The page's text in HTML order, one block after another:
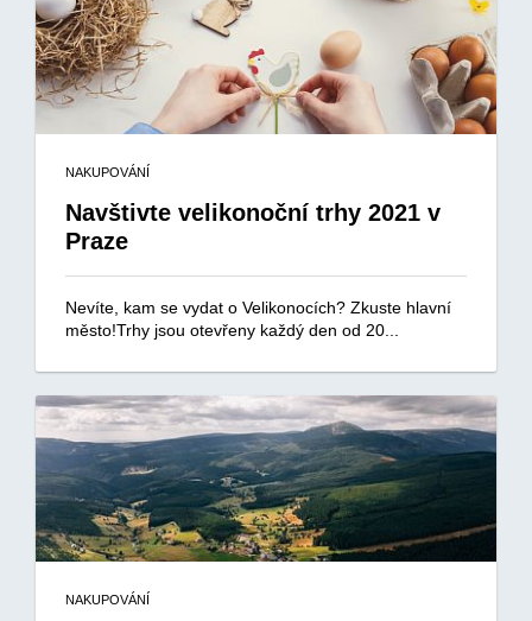
NAKUPOVÁNÍ
Navštivte velikonoční trhy 2021 v
Praze
Nevíte, kam se vydat o Velikonocích? Zkuste hlavní
město!Trhy jsou otevřeny každý den od 20...
NAKUPOVÁNÍ